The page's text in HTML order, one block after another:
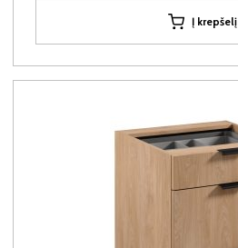
Į krepšelį